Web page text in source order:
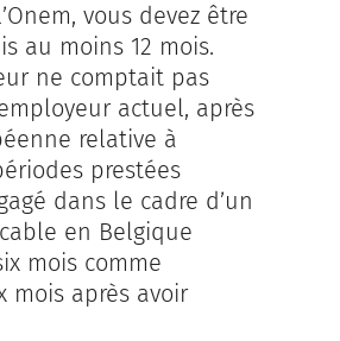
vous devez être
au moins 12 mois.
ne comptait pas
actuel, après
relative à
prestées
dans le cadre d’un
en Belgique
mois comme
mois après avoir